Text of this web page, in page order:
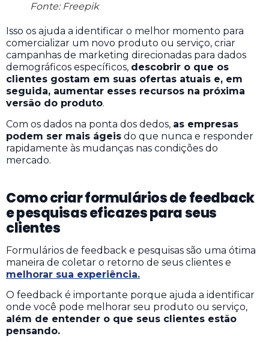
Fonte: Freepik
Isso os ajuda a identificar o melhor momento para
comercializar um novo produto ou serviço, criar
campanhas de marketing direcionadas para dados
demográficos específicos, descobrir o que os
clientes gostam em suas ofertas atuais e, em
seguida, aumentar esses recursos na próxima
versão do produto.
Com os dados na ponta dos dedos, as empresas
podem ser mais ágeis do que nunca e responder
rapidamente às mudanças nas condições do
mercado.
Como criar formulários de feedback
e pesquisas eficazes para seus
clientes
Formulários de feedback e pesquisas são uma ótima
maneira de coletar o retorno de seus clientes e
melhorar sua experiência.
O feedback é importante porque ajuda a identificar
onde você pode melhorar seu produto ou serviço,
além de entender o que seus clientes estão
pensando.